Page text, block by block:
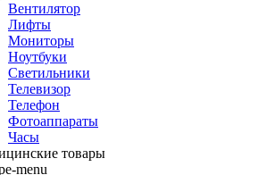
Вентилятор
Лифты
Мониторы
Ноутбуки
Светильники
Телевизор
Телефон
Фотоаппараты
Часы
товары